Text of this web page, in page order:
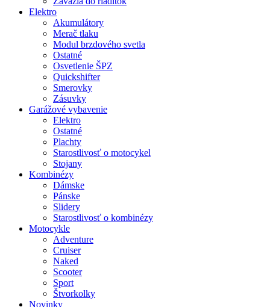
Elektro
Akumulátory
Merač tlaku
Modul brzdového svetla
Ostatné
Osvetlenie ŠPZ
Quickshifter
Smerovky
Zásuvky
Garážové vybavenie
Elektro
Ostatné
Plachty
Starostlivosť o motocykel
Stojany
Kombinézy
Dámske
Pánske
Slidery
Starostlivosť o kombinézy
Motocykle
Adventure
Cruiser
Naked
Scooter
Sport
Štvorkolky
Novinky